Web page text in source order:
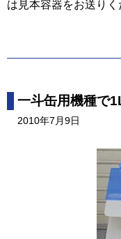
は見本容器をお送りく
一斗缶用機種で
2010年7月9日